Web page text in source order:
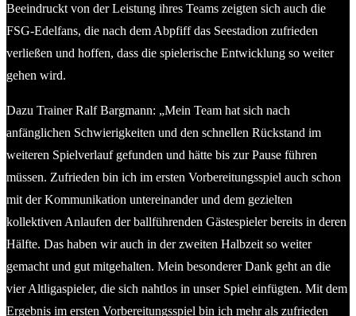
Beeindruckt von der Leistung ihres Teams zeigten sich auch die
FSG-Edelfans, die nach dem Abpfiff das Seestadion zufrieden
verließen und hoffen, dass die spielerische Entwicklung so weiter
gehen wird.
Dazu Trainer Ralf Bargmann: „Mein Team hat sich nach
anfänglichen Schwierigkeiten und den schnellen Rückstand im
weiteren Spielverlauf gefunden und hätte bis zur Pause führen
müssen. Zufrieden bin ich im ersten Vorbereitungsspiel auch schon
mit der Kommunikation untereinander und dem gezielten
kollektiven Anlaufen der ballführenden Gästespieler bereits in deren
Hälfte. Das haben wir auch in der zweiten Halbzeit so weiter
gemacht und gut mitgehalten. Mein besonderer Dank geht an die
vier Altligaspieler, die sich nahtlos in unser Spiel einfügten. Mit dem
Ergebnis im ersten Vorbereitungsspiel bin ich mehr als zufrieden